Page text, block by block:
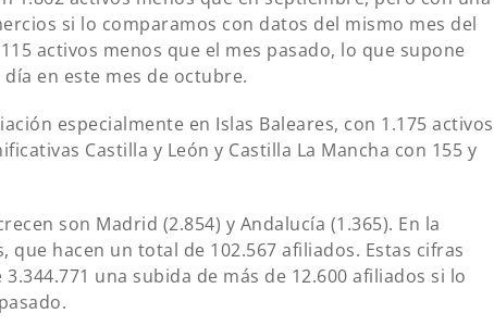
si lo comparamos con datos del mismo mes del
activos menos que el mes pasado, lo que supone
en este mes de octubre.
especialmente en Islas Baleares, con 1.175 activos
Castilla y León y Castilla La Mancha con 155 y
son Madrid (2.854) y Andalucía (1.365). En la
que hacen un total de 102.567 afiliados. Estas cifras
una subida de más de 12.600 afiliados si lo